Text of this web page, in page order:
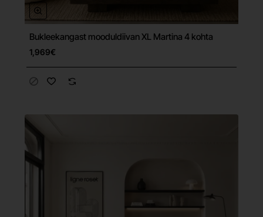
Tasuta tarne
Bukleekangast mooduldiivan XL Martina 4 kohta
1,969€